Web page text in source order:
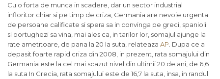
Cu o forta de munca in scadere, dar un sector industrial
infloritor chiar si pe timp de criza, Germania are nevoie urgenta
de persoane calificate si spera sa in convinga pe greci, spanioli
si portughezi sa vina, mai ales ca, in tarilor lor, somajul ajunge la
rate ametitoare, de pana la 20 la suta, relateaza AP . Dupa ce a
depasit foarte rapid criza din 2008, in prezent, rata somajului din
Germania este la cel mai scazut nivel din ultimii 20 de ani, de 6,6
la suta In Grecia, rata somajului este de 16,7 la suta, insa, in randul